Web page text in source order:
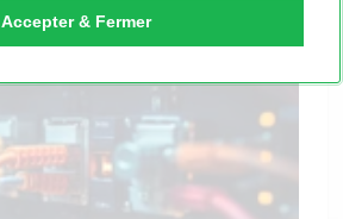
Accepter & Fermer